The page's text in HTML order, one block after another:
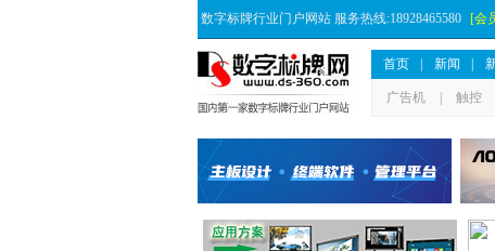
数字标牌行业门户网站 服务热线:18928465580 [会
首页 新闻
广告机 触控